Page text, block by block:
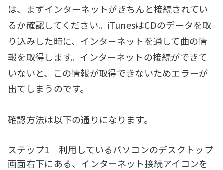
は、まずインターネットがきちんと接続されてい
るか確認してください。iTunesはCDのデータを取
り込みした時に、インターネットを通して曲の情
報を取得します。インターネットの接続ができて
いないと、この情報が取得できないためエラーが
出てしまうのです。
確認方法は以下の通りになります。
ステップ1 利用しているパソコンのデスクトップ
画面右下にある、インターネット接続アイコンを